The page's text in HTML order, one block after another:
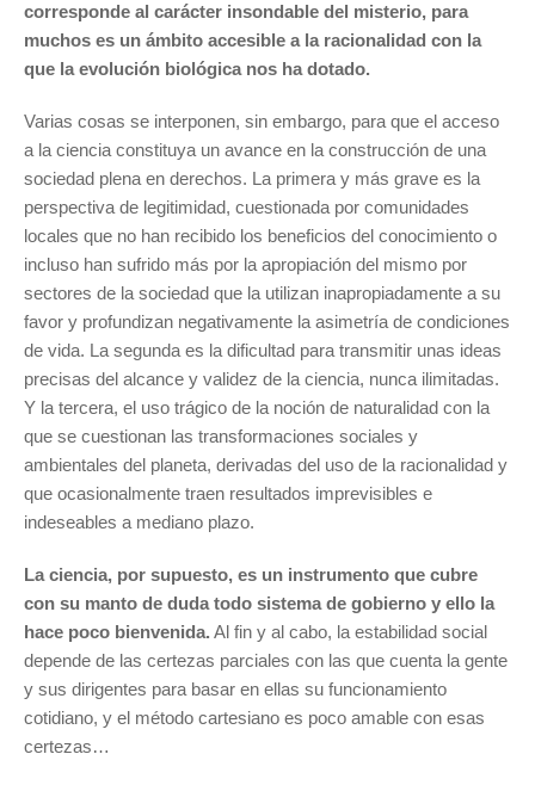
corresponde al carácter insondable del misterio, para
muchos es un ámbito accesible a la racionalidad con la
que la evolución biológica nos ha dotado.
Varias cosas se interponen, sin embargo, para que el acceso
a la ciencia constituya un avance en la construcción de una
sociedad plena en derechos. La primera y más grave es la
perspectiva de legitimidad, cuestionada por comunidades
locales que no han recibido los beneficios del conocimiento o
incluso han sufrido más por la apropiación del mismo por
sectores de la sociedad que la utilizan inapropiadamente a su
favor y profundizan negativamente la asimetría de condiciones
de vida. La segunda es la dificultad para transmitir unas ideas
precisas del alcance y validez de la ciencia, nunca ilimitadas.
Y la tercera, el uso trágico de la noción de naturalidad con la
que se cuestionan las transformaciones sociales y
ambientales del planeta, derivadas del uso de la racionalidad y
que ocasionalmente traen resultados imprevisibles e
indeseables a mediano plazo.
La ciencia, por supuesto, es un instrumento que cubre
con su manto de duda todo sistema de gobierno y ello la
hace poco bienvenida. Al fin y al cabo, la estabilidad social
depende de las certezas parciales con las que cuenta la gente
y sus dirigentes para basar en ellas su funcionamiento
cotidiano, y el método cartesiano es poco amable con esas
certezas…